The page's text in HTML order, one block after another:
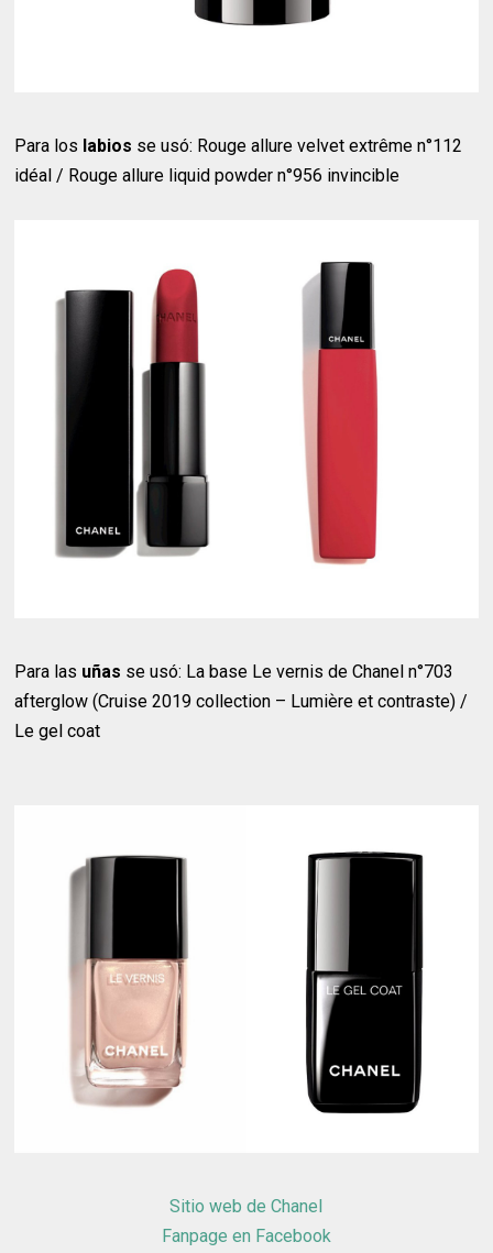
Para los labios se usó: Rouge allure velvet extrême n°112
idéal / Rouge allure liquid powder n°956 invincible
Para las uñas se usó: La base Le vernis de Chanel n°703
afterglow (Cruise 2019 collection – Lumiѐre et contraste) /
Le gel coat
Sitio web de Chanel
Fanpage en Facebook